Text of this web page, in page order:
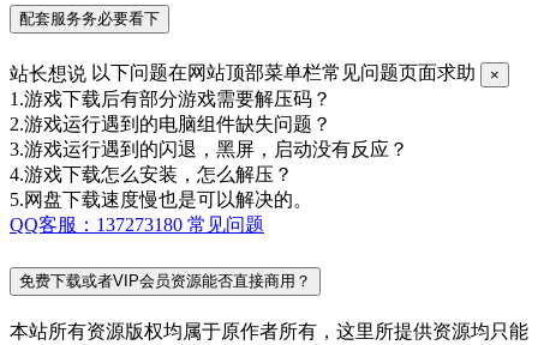
配套服务务必要看下
站长想说 以下问题在网站顶部菜单栏常见问题页面求助 ×
1.游戏下载后有部分游戏需要解压码？
2.游戏运行遇到的电脑组件缺失问题？
3.游戏运行遇到的闪退，黑屏，启动没有反应？
4.游戏下载怎么安装，怎么解压？
5.网盘下载速度慢也是可以解决的。
QQ客服：137273180 常见问题
免费下载或者VIP会员资源能否直接商用？
本站所有资源版权均属于原作者所有，这里所提供资源均只能